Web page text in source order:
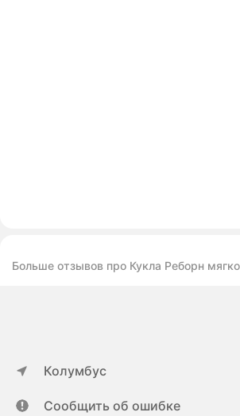
Больше отзывов про Кукла Реборн
Колумбус
Сообщить об ошибке